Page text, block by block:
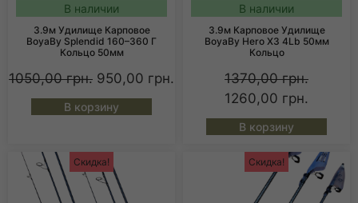
В наличии
3.9м Удилище Карповое
BoyaBy Splendid 160–360 Г
Кольцо 50мм
1050,00грн. 950,00 грн.
В корзину
В наличии
3.9м Карповое Удилище
BoyaBy Hero X3 4Lb 50мм
Кольцо
1370,00грн.
1260,00 грн.
В корзину
Скидка! Скидка!